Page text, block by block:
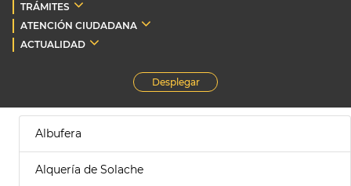
TRÁMITES
ATENCIÓN CIUDADANA
ACTUALIDAD
Desplegar
Albufera
Alquería de Solache